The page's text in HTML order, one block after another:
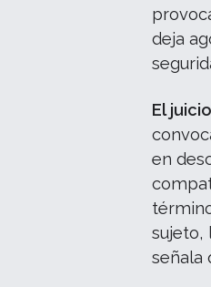
deja
El
en
sujeto,
señala